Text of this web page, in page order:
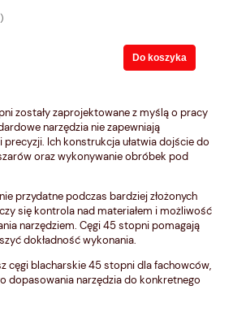
)
Do koszyka
zostały zaprojektowane z myślą o pracy
narzędzia nie zapewniają
Ich konstrukcja ułatwia dojście do
oraz wykonywanie obróbek pod
przydatne podczas bardziej złożonych
się kontrola nad materiałem i możliwość
narzędziem. Cęgi 45 stopni pomagają
dokładność wykonania.
cęgi blacharskie 45 stopni dla fachowców,
dopasowania narzędzia do konkretnego